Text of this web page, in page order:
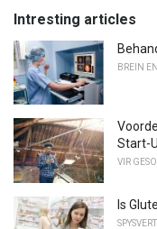
Intresting articles
BREIN
Start-
VIR
Is